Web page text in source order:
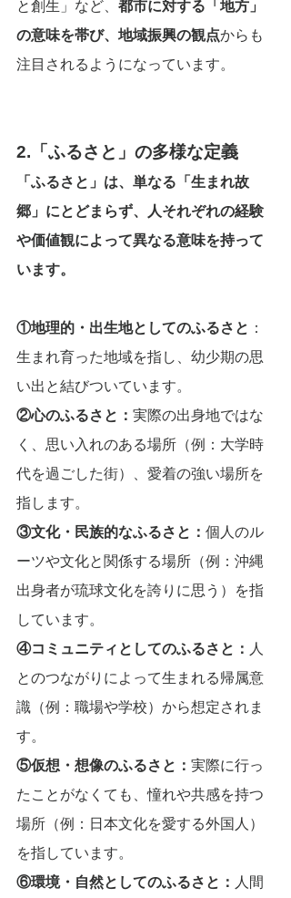
と創生」など、 都市に対する「地方」
の意味を帯び、地域振興の観点からも
注目されるようになっています。
2.「ふるさと」の多様な定義
「ふるさと」は、単なる「生まれ故
郷」にとどまらず、人それぞれの経験
や価値観によって異なる意味を持って
います。
①地理的・出生地としてのふるさと ：
生まれ育った地域を指し、幼少期の思
い出と結びついています。
②心のふるさと： 実際の出身地ではな
く、思い入れのある場所（例：大学時
代を過ごした街）、愛着の強い場所を
指します。
③文化・民族的なふるさと： 個人のル
ーツや文化と関係する場所（例：沖縄
出身者が琉球文化を誇りに思う）を指
しています。
④コミュニティとしてのふるさと： 人
とのつながりによって生まれる帰属意
識（例：職場や学校）から想定されま
す。
⑤仮想・想像のふるさと： 実際に行っ
たことがなくても、憧れや共感を持つ
場所（例：日本文化を愛する外国人）
を指しています。
⑥環境・自然としてのふるさと： 人間